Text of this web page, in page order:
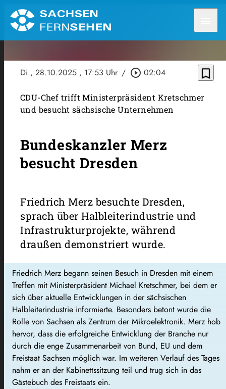
Di., 28.10.2025 , 17:53 Uhr / play_circle_outline 02:04 bookmark_border
CDU-Chef trifft Ministerpräsident Kretschmer
und besucht sächsische Unternehmen
Bundeskanzler Merz
besucht Dresden
Friedrich Merz besuchte Dresden,
sprach über Halbleiterindustrie und
Infrastrukturprojekte, während
draußen demonstriert wurde.
Friedrich Merz begann seinen Besuch in Dresden mit einem
Treffen mit Ministerpräsident Michael Kretschmer, bei dem er
sich über aktuelle Entwicklungen in der sächsischen
Halbleiterindustrie informierte. Besonders betont wurde die
Rolle von Sachsen als Zentrum der Mikroelektronik. Merz hob
hervor, dass die erfolgreiche Entwicklung der Branche nur
durch die enge Zusammenarbeit von Bund, EU und dem
Freistaat Sachsen möglich war. Im weiteren Verlauf des Tages
nahm er an der Kabinettssitzung teil und trug sich in das
Gästebuch des Freistaats ein.